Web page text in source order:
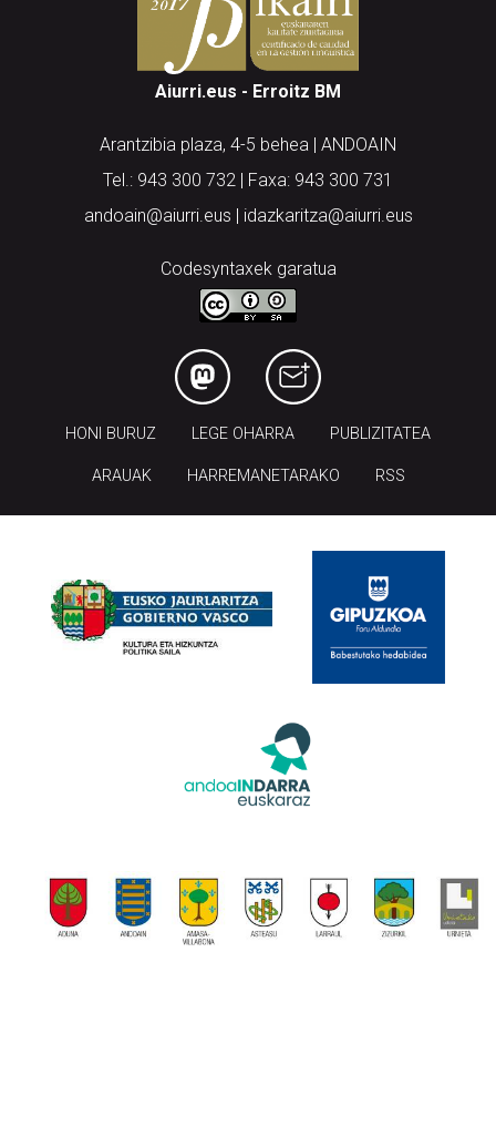
Aiurri.eus - Erroitz BM
Arantzibia plaza, 4-5 behea | ANDOAIN
Tel.: 943 300 732 | Faxa: 943 300 731
andoain@aiurri.eus | idazkaritza@aiurri.eus
Codesyntaxek garatua
HONI BURUZ LEGE OHARRA PUBLIZITATEA
ARAUAK HARREMANETARAKO RSS